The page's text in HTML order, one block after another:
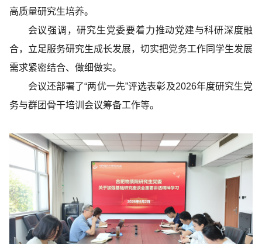
高质量研究生培养。
会议强调，研究生党委要着力推动党建与科研深度融
合，立足服务研究生成长发展，切实把党务工作同学生发展
需求紧密结合、做细做实。
会议还部署了“两优一先”评选表彰及2026年度研究生党
务与群团骨干培训会议筹备工作等。